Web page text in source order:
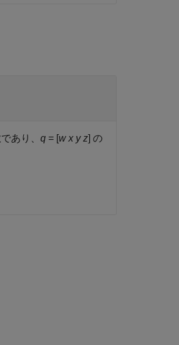
あり、 q = [w x y z] の